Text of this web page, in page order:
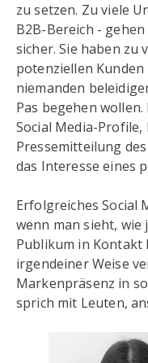
zu setzen. Zu viele
B2B-Bereich -
sicher. Sie haben zu
potenziellen
niemanden
Pas begehen
Social Media-
Pressemitteilung
das Interesse eines
Erfolgreiches Social
wenn man sieht,
Publikum in Kontakt
irgendeiner Weise
Markenpräsenz in
sprich mit Leuten,